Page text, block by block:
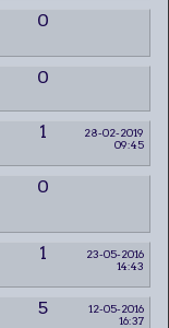
0
0
1
28-02-2019
09:45
0
1
23-05-2016
14:43
5
12-05-2016
16:37